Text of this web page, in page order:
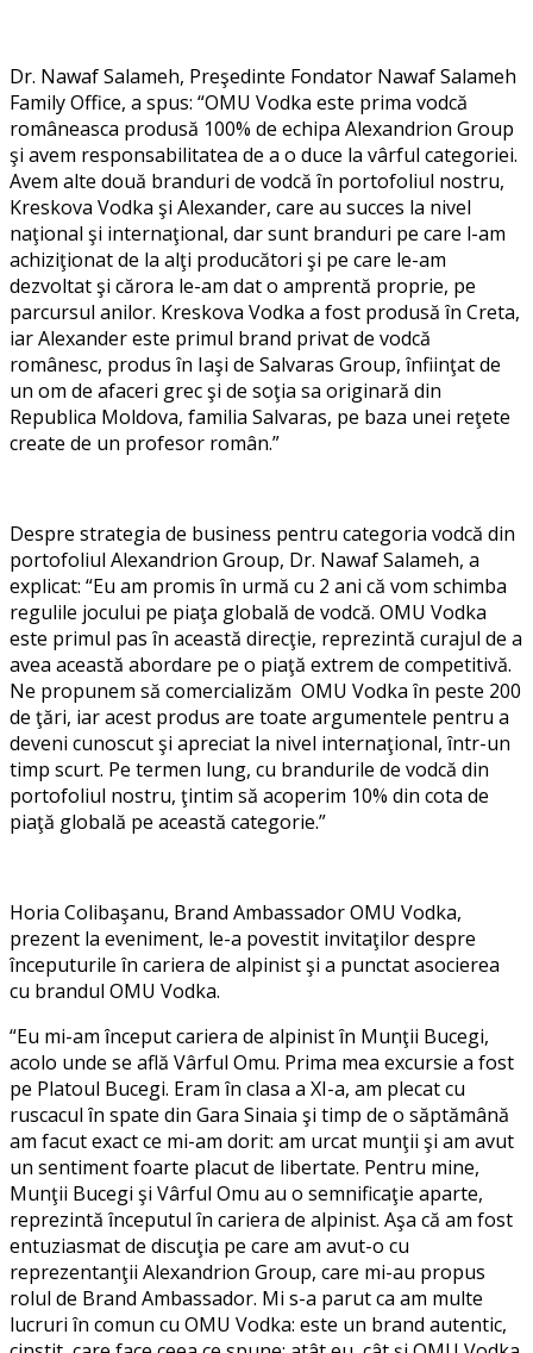
Dr. Nawaf Salameh, Preşedinte Fondator Nawaf Salameh
Family Office, a spus: “OMU Vodka este prima vodcă
româneasca produsă 100% de echipa Alexandrion Group
şi avem responsabilitatea de a o duce la vârful categoriei.
Avem alte două branduri de vodcă ȋn portofoliul nostru,
Kreskova Vodka şi Alexander, care au succes la nivel
naţional şi internaţional, dar sunt branduri pe care l-am
achiziţionat de la alţi producători şi pe care le-am
dezvoltat şi cărora le-am dat o amprentă proprie, pe
parcursul anilor. Kreskova Vodka a fost produsă ȋn Creta,
iar Alexander este primul brand privat de vodcă
românesc, produs ȋn Iaşi de Salvaras Group, ȋnfiinţat de
un om de afaceri grec şi de soţia sa originară din
Republica Moldova, familia Salvaras, pe baza unei reţete
create de un profesor român.”
Despre strategia de business pentru categoria vodcă din
portofoliul Alexandrion Group, Dr. Nawaf Salameh, a
explicat: “Eu am promis ȋn urmă cu 2 ani că vom schimba
regulile jocului pe piaţa globală de vodcă. OMU Vodka
este primul pas ȋn această direcţie, reprezintă curajul de a
avea această abordare pe o piaţă extrem de competitivă.
Ne propunem să comercializăm OMU Vodka ȋn peste 200
de ţări, iar acest produs are toate argumentele pentru a
deveni cunoscut şi apreciat la nivel internaţional, ȋntr-un
timp scurt. Pe termen lung, cu brandurile de vodcă din
portofoliul nostru, ţintim să acoperim 10% din cota de
piaţă globală pe această categorie.”
Horia Colibaşanu, Brand Ambassador OMU Vodka,
prezent la eveniment, le-a povestit invitaţilor despre
ȋnceputurile ȋn cariera de alpinist şi a punctat asocierea
cu brandul OMU Vodka.
“Eu mi-am ȋnceput cariera de alpinist ȋn Munţii Bucegi,
acolo unde se află Vârful Omu. Prima mea excursie a fost
pe Platoul Bucegi. Eram ȋn clasa a XI-a, am plecat cu
ruscacul ȋn spate din Gara Sinaia şi timp de o săptămână
am facut exact ce mi-am dorit: am urcat munţii şi am avut
un sentiment foarte placut de libertate. Pentru mine,
Munţii Bucegi şi Vârful Omu au o semnificaţie aparte,
reprezintă ȋnceputul ȋn cariera de alpinist. Aşa că am fost
entuziasmat de discuţia pe care am avut-o cu
reprezentanţii Alexandrion Group, care mi-au propus
rolul de Brand Ambassador. Mi s-a parut ca am multe
lucruri ȋn comun cu OMU Vodka: este un brand autentic,